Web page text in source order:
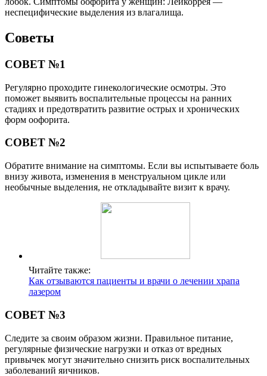
неспецифические выделения из влагалища.
Советы
СОВЕТ №1
Регулярно проходите гинекологические осмотры. Это
поможет выявить воспалительные процессы на ранних
стадиях и предотвратить развитие острых и хронических
форм оофорита.
СОВЕТ №2
Обратите внимание на симптомы. Если вы испытываете боль
внизу живота, изменения в менструальном цикле или
необычные выделения, не откладывайте визит к врачу.
Читайте также:
Как отзываются пациенты и врачи о лечении храпа
лазером
СОВЕТ №3
Следите за своим образом жизни. Правильное питание,
регулярные физические нагрузки и отказ от вредных
привычек могут значительно снизить риск воспалительных
заболеваний яичников.